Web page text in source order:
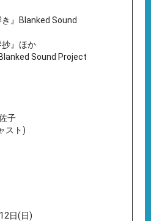
』Blanked Sound
』ほか
Sound Project
子
スト)
日(日)